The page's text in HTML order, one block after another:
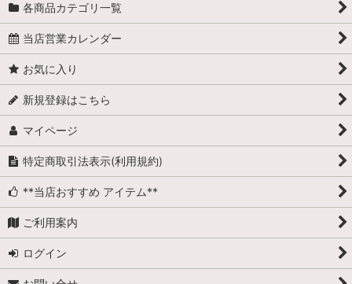
各商品カテゴリ一覧
当店営業カレンダー
お気に入り
新規登録はこちら
マイページ
特定商取引法表示(利用規約)
**当店おすすめ アイテム**
ご利用案内
ログイン